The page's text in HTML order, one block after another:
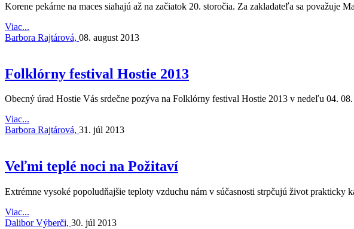
Korene pekárne na maces siahajú až na začiatok 20. storočia. Za zakladateľa sa považuje
Viac...
Barbora Rajtárová, 08. august 2013
Folklórny festival Hostie 2013
Obecný úrad Hostie Vás srdečne pozýva na Folklórny festival Hostie 2013 v nedeľu 04.
Viac...
Barbora Rajtárová, 31. júl 2013
Veľmi teplé noci na Požitaví
Extrémne vysoké popoludňajšie teploty vzduchu nám v súčasnosti strpčujú život prakticky
Viac...
Dalibor Výberči, 30. júl 2013